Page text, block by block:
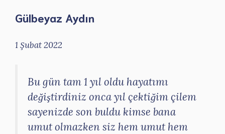
Gülbeyaz Aydın
1 Şubat 2022
Bu gün tam 1 yıl oldu hayatımı
değiştirdiniz onca yıl çektiğim çilem
sayenizde son buldu kimse bana
umut olmazken siz hem umut hem